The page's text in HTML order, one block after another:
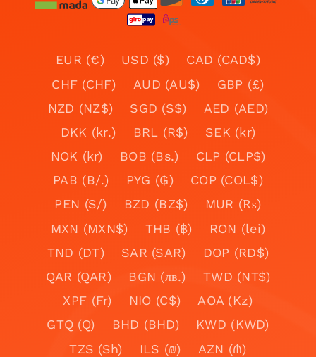
EUR (€) USD ($)
CAD (CAD$)
CHF (CHF)
AUD (AU$)
GBP (£)
NZD (NZ$)
SGD (S$)
AED (AED)
DKK (kr.)
BRL (R$)
SEK (kr)
NOK (kr)
BOB (Bs.)
CLP (CLP$)
PAB (B/.)
PYG (₲)
COP (COL$)
PEN (S/)
BZD (BZ$)
MUR (₨)
MXN (MXN$)
THB (฿)
RON (lei)
TND (DT)
SAR (SAR)
DOP (RD$)
QAR (QAR)
BGN (лв.)
TWD (NT$)
XPF (Fr)
NIO (C$)
AOA (Kz)
GTQ (Q)
BHD (BHD)
KWD (KWD)
TZS (Sh)
ILS (₪)
AZN (₼)